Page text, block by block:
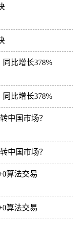
比增长378%
比增长378%
中国市场？
中国市场？
算法交易
算法交易